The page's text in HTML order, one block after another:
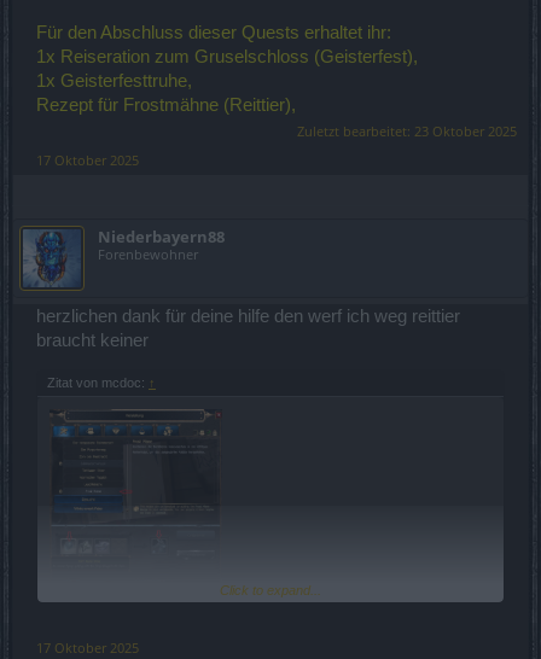
Für den Abschluss dieser Quests erhaltet ihr:
1x Reiseration zum Gruselschloss (Geisterfest),
1x Geisterfesttruhe,
Rezept für Frostmähne (Reittier),
Zuletzt bearbeitet: 23 Oktober 2025
17 Oktober 2025
Niederbayern88
Forenbewohner
herzlichen dank für deine hilfe den werf ich weg reittier
braucht keiner
Zitat von mcdoc: ↑
einmal vor.
Click to expand...
17 Oktober 2025